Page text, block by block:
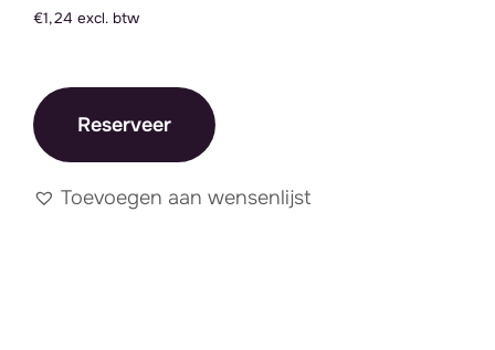
€1,24 excl. btw
Reserveer
Toevoegen aan wensenlijst